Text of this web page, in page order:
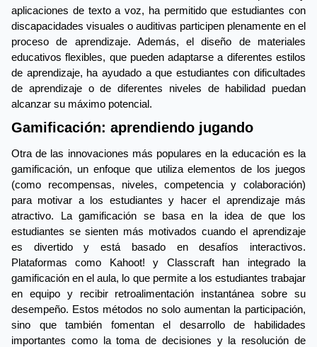
aplicaciones de texto a voz, ha permitido que estudiantes con
discapacidades visuales o auditivas participen plenamente en el
proceso de aprendizaje. Además, el diseño de materiales
educativos flexibles, que pueden adaptarse a diferentes estilos
de aprendizaje, ha ayudado a que estudiantes con dificultades
de aprendizaje o de diferentes niveles de habilidad puedan
alcanzar su máximo potencial.
Gamificación: aprendiendo jugando
Otra de las innovaciones más populares en la educación es la
gamificación, un enfoque que utiliza elementos de los juegos
(como recompensas, niveles, competencia y colaboración)
para motivar a los estudiantes y hacer el aprendizaje más
atractivo. La gamificación se basa en la idea de que los
estudiantes se sienten más motivados cuando el aprendizaje
es divertido y está basado en desafíos interactivos.
Plataformas como Kahoot! y Classcraft han integrado la
gamificación en el aula, lo que permite a los estudiantes trabajar
en equipo y recibir retroalimentación instantánea sobre su
desempeño. Estos métodos no solo aumentan la participación,
sino que también fomentan el desarrollo de habilidades
importantes como la toma de decisiones y la resolución de